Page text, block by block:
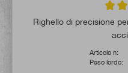
Righello di precisione
Articolo n:
Peso lordo: